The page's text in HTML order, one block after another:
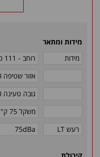
מידות ומתאר
מידות
רוחב - 111 ס"מ, גובה - 140 ס"מ, עומק - 82 ס"מ
אזור שטיפה 95X70 ס"מ
גובה טעינה 100 ס"מ
משקל 75 ק"ג
רעש LT
75dBa